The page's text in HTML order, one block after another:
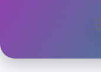
Anasayfa